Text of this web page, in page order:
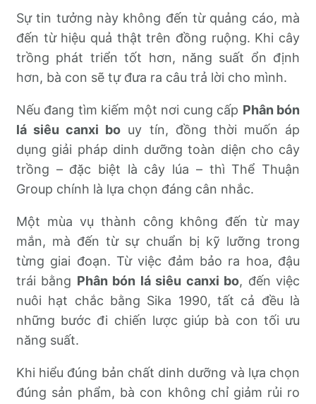
Sự tin tưởng này không đến từ quảng cáo, mà
đến từ hiệu quả thật trên đồng ruộng. Khi cây
trồng phát triển tốt hơn, năng suất ổn định
hơn, bà con sẽ tự đưa ra câu trả lời cho mình.
Nếu đang tìm kiếm một nơi cung cấp Phân bón
lá siêu canxi bo uy tín, đồng thời muốn áp
dụng giải pháp dinh dưỡng toàn diện cho cây
trồng – đặc biệt là cây lúa – thì Thể Thuận
Group chính là lựa chọn đáng cân nhắc.
Một mùa vụ thành công không đến từ may
mắn, mà đến từ sự chuẩn bị kỹ lưỡng trong
từng giai đoạn. Từ việc đảm bảo ra hoa, đậu
trái bằng Phân bón lá siêu canxi bo, đến việc
nuôi hạt chắc bằng Sika 1990, tất cả đều là
những bước đi chiến lược giúp bà con tối ưu
năng suất.
Khi hiểu đúng bản chất dinh dưỡng và lựa chọn
đúng sản phẩm, bà con không chỉ giảm rủi ro